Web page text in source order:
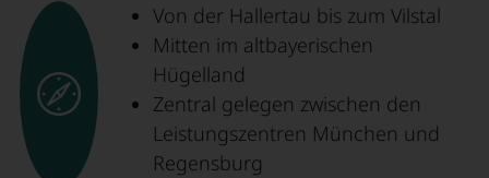
Von der Hallertau bis zum Vilstal
Mitten im altbayerischen
Hügelland
Zentral gelegen zwischen den
Leistungszentren München und
Regensburg